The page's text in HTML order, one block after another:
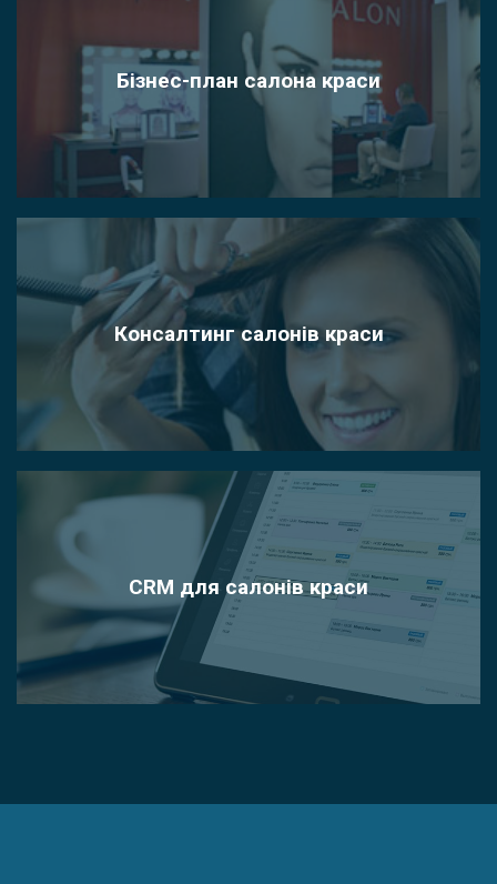
Бізнес-план салона краси
Консалтинг салонів краси
CRM для салонів краси